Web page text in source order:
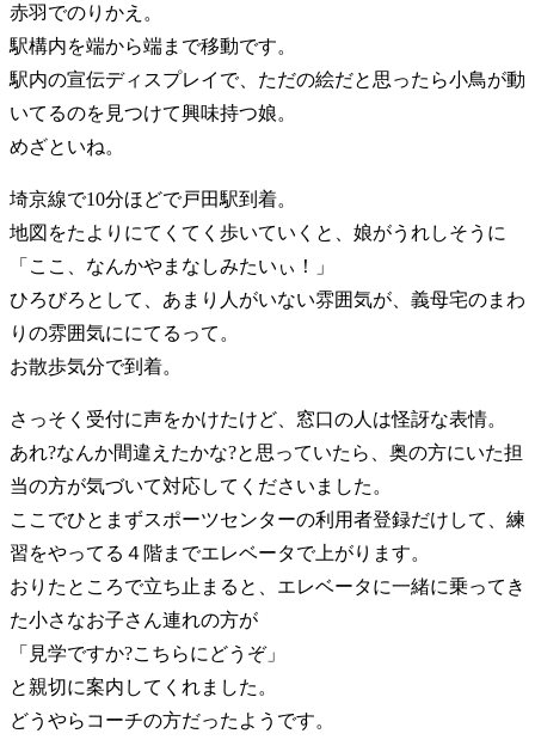
赤羽でのりかえ。
駅構内を端から端まで移動です。
駅内の宣伝ディスプレイで、ただの絵だと思ったら小鳥が動
いてるのを見つけて興味持つ娘。
めざといね。
埼京線で10分ほどで戸田駅到着。
地図をたよりにてくてく歩いていくと、娘がうれしそうに
「ここ、なんかやまなしみたいぃ！」
ひろびろとして、あまり人がいない雰囲気が、義母宅のまわ
りの雰囲気ににてるって。
お散歩気分で到着。
さっそく受付に声をかけたけど、窓口の人は怪訝な表情。
あれ?なんか間違えたかな?と思っていたら、奥の方にいた担
当の方が気づいて対応してくださいました。
ここでひとまずスポーツセンターの利用者登録だけして、練
習をやってる４階までエレベータで上がります。
おりたところで立ち止まると、エレベータに一緒に乗ってき
た小さなお子さん連れの方が
「見学ですか?こちらにどうぞ」
と親切に案内してくれました。
どうやらコーチの方だったようです。